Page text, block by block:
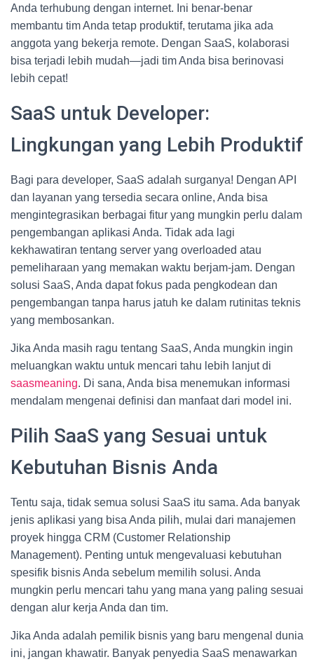
Anda terhubung dengan internet. Ini benar-benar
membantu tim Anda tetap produktif, terutama jika ada
anggota yang bekerja remote. Dengan SaaS, kolaborasi
bisa terjadi lebih mudah—jadi tim Anda bisa berinovasi
lebih cepat!
SaaS untuk Developer:
Lingkungan yang Lebih Produktif
Bagi para developer, SaaS adalah surganya! Dengan API
dan layanan yang tersedia secara online, Anda bisa
mengintegrasikan berbagai fitur yang mungkin perlu dalam
pengembangan aplikasi Anda. Tidak ada lagi
kekhawatiran tentang server yang overloaded atau
pemeliharaan yang memakan waktu berjam-jam. Dengan
solusi SaaS, Anda dapat fokus pada pengkodean dan
pengembangan tanpa harus jatuh ke dalam rutinitas teknis
yang membosankan.
Jika Anda masih ragu tentang SaaS, Anda mungkin ingin
meluangkan waktu untuk mencari tahu lebih lanjut di
saasmeaning. Di sana, Anda bisa menemukan informasi
mendalam mengenai definisi dan manfaat dari model ini.
Pilih SaaS yang Sesuai untuk
Kebutuhan Bisnis Anda
Tentu saja, tidak semua solusi SaaS itu sama. Ada banyak
jenis aplikasi yang bisa Anda pilih, mulai dari manajemen
proyek hingga CRM (Customer Relationship
Management). Penting untuk mengevaluasi kebutuhan
spesifik bisnis Anda sebelum memilih solusi. Anda
mungkin perlu mencari tahu yang mana yang paling sesuai
dengan alur kerja Anda dan tim.
Jika Anda adalah pemilik bisnis yang baru mengenal dunia
ini, jangan khawatir. Banyak penyedia SaaS menawarkan